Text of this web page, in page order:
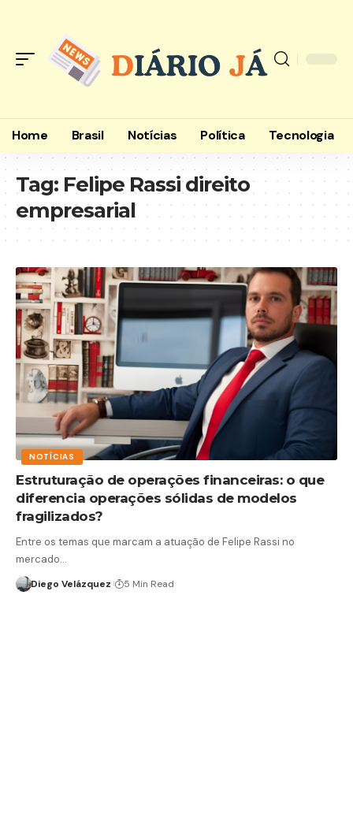
Home Brasil Notícias Política Tecnologia
Tag: Felipe Rassi direito
empresarial
NOTÍCIAS
Estruturação de operações financeiras: o que
diferencia operações sólidas de modelos
fragilizados?
Entre os temas que marcam a atuação de Felipe Rassi no
mercado…
Diego Velázquez 5 Min Read